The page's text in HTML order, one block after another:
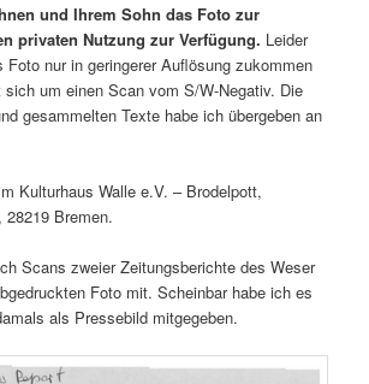
und Ihrem Sohn das Foto zur
privaten Nutzung zur Verfügung. Leider
Foto nur in geringerer Auflösung zukommen
um einen Scan vom S/W-Negativ. Die
gesammelten Texte habe ich übergeben an
Kulturhaus Walle e.V. – Brodelpott,
Bremen.
Scans zweier Zeitungsberichte des Weser
Foto mit. Scheinbar habe ich es
als Pressebild mitgegeben.